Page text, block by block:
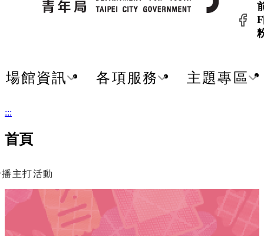
場館資訊 各項服務 主題專區
:::
首頁
主打活動